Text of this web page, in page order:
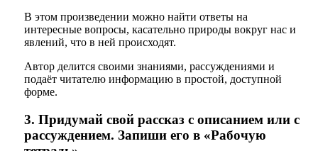
В этом произведении можно найти ответы на
интересные вопросы, касательно природы вокруг нас и
явлений, что в ней происходят.
Автор делится своими знаниями, рассуждениями и
подаёт читателю информацию в простой, доступной
форме.
3. Придумай свой рассказ с описанием или с
рассуждением. Запиши его в «Рабочую